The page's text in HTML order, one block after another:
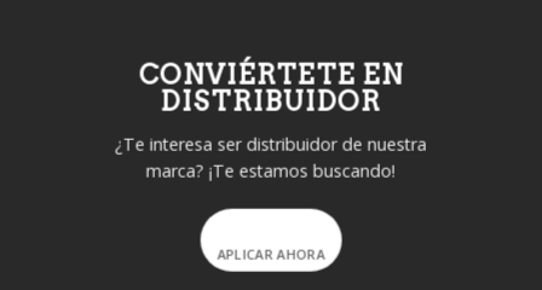
CONVIÉRTETE EN
DISTRIBUIDOR
¿Te interesa ser distribuidor de nuestra
marca? ¡Te estamos buscando!
APLICAR AHORA